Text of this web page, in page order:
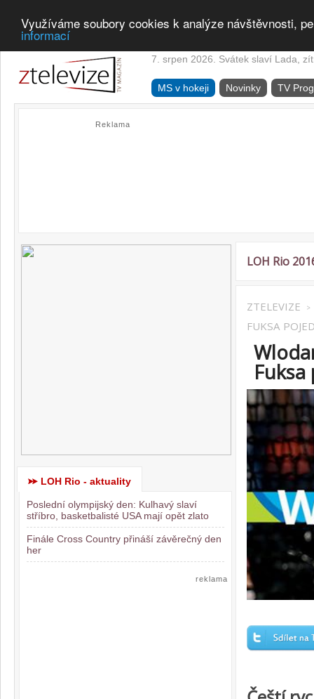
Využíváme soubory cookies k analýze návštěvnosti,
informací
7. srpen 2026. Svátek slaví Lada,
MS v hokeji Novinky TV
Reklama
LOH Rio - aktuality
Poslední olympijský den: Kulhavý slaví
stříbro, basketbalisté USA mají opět zlato
Finále Cross Country přináší závěrečný den
her
reklama
LOH Rio
ZTELEVIZE >
FUKSA